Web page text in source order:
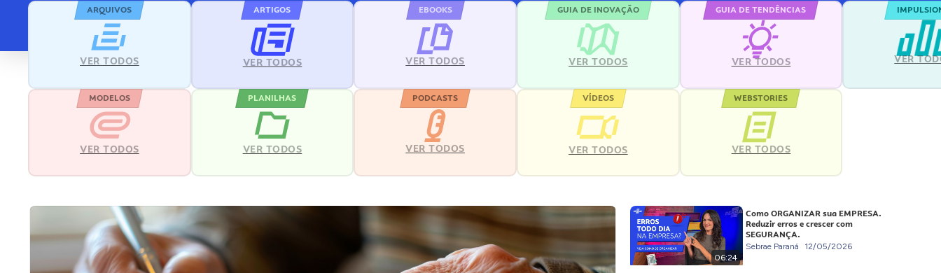
ARQUIVOS
VER TODOS
ARTIGOS
VER TODOS
EBOOKS
VER TODOS
GUIA DE INOVAÇÃO
VER TODOS
GUIA DE TENDÊNCIAS
VER TODOS VER
MODELOS
VER TODOS
PLANILHAS
VER TODOS
PODCASTS
VER TODOS
VÍDEOS
VER TODOS
WEBSTORIES
VER TODOS
06:24
Como ORGANIZAR sua EMPRESA.
Reduzir erros e crescer com
SEGURANÇA.
Sebrae Paraná 12/05/2026